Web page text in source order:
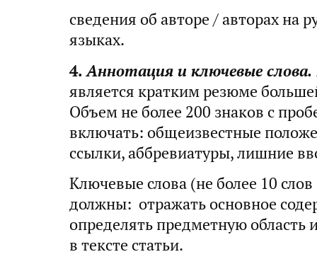
сведения об авторе / авторах на
языках.
4.Аннотация и ключевые слова.
является кратким резюме
Объем не более 200 знаков с
включать: общеизвестные
ссылки, аббревиатуры, лишние
Ключевые слова (не более 10
должны: отражать основное
определять предметную область
в тексте статьи.